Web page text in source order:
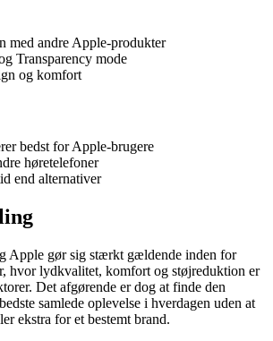
med andre Apple-produkter
Transparency mode
og komfort
bedst for Apple-brugere
høretelefoner
end alternativer
Apple gør sig stærkt gældende inden for
hvor lydkvalitet, komfort og støjreduktion er
Det afgørende er dog at finde den
samlede oplevelse i hverdagen uden at
ekstra for et bestemt brand.